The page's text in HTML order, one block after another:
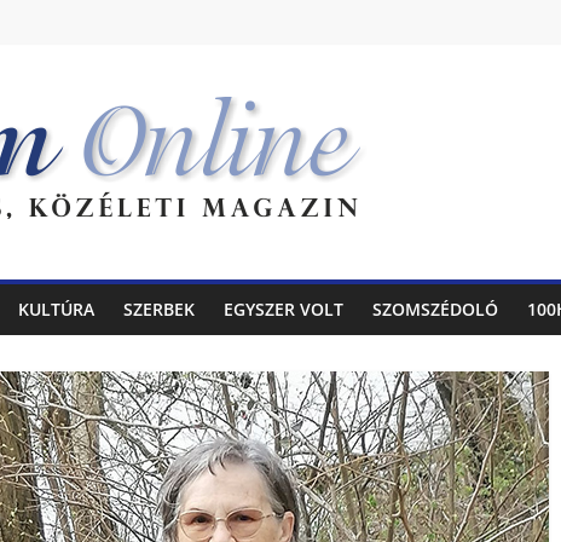
KULTÚRA SZERBEK EGYSZER VOLT SZOMSZÉDOLÓ